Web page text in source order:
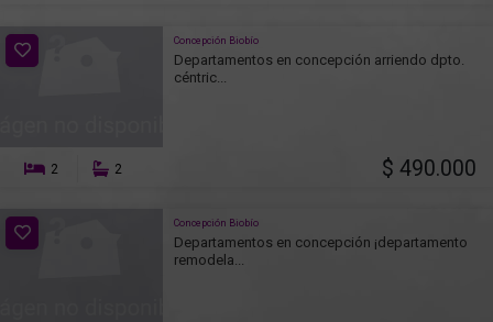
Concepción Biobío
Departamentos en concepción arriendo dpto.
céntric...
2 2 $ 490.000
Concepción Biobío
Departamentos en concepción ¡departamento
remodela...